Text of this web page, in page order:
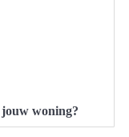
woning?